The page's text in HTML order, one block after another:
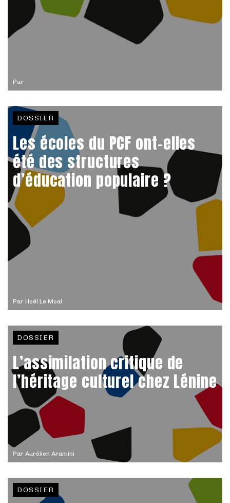
Par
Par Hoël Le Moal
DOSSIER
Les écoles du PCF ont-elles
été des structures
d’éducation populaire ?
Par Aurélien Aramini
DOSSIER
L’assimilation critique de
l’héritage culturel chez Lénine
DOSSIER